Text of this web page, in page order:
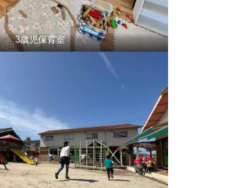
3歳児保育室